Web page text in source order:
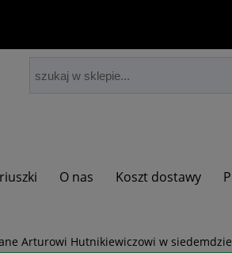
O nas Koszt dostawy
Arturowi Hutnikiewiczowi w